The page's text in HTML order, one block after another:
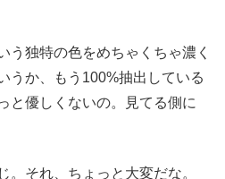
う独特の色をめちゃくちゃ濃く
うか、もう100%抽出している
と優しくないの。見てる側に
。それ、ちょっと大変だな。